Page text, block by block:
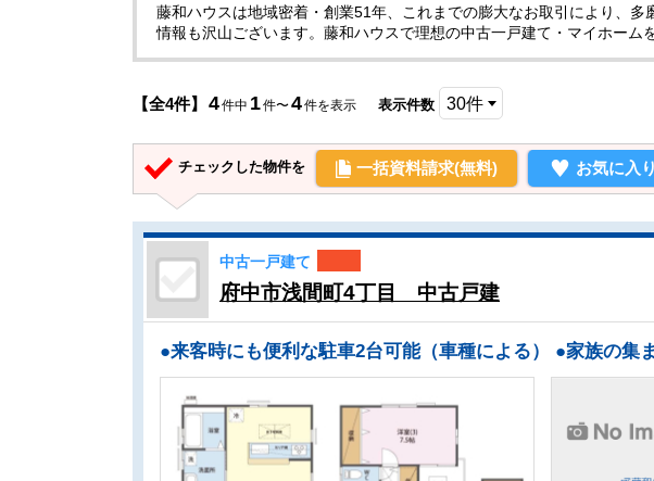
藤和ハウスは地域密着・創業51年、これまでの膨大なお取引により、
情報も沢山ございます。藤和ハウスで理想の中古一戸建て・マイホーム
【全4件】 4件中 1件〜4件を表示 表示件数
チェックした物件を 一括資料請求(無料) お気に入
中古一戸建て
府中市浅間町4丁目 中古戸建